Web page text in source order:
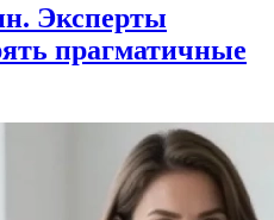
Эксперты
прагматичные